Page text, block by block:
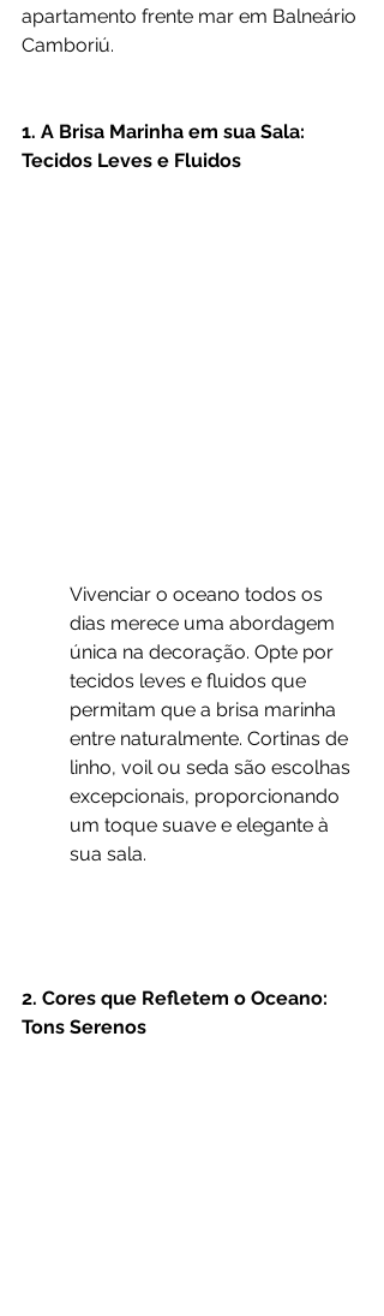
apartamento frente mar em Balneário
Camboriú.
1. A Brisa Marinha em sua Sala:
Tecidos Leves e Fluidos
Vivenciar o oceano todos os
dias merece uma abordagem
única na decoração. Opte por
tecidos leves e fluidos que
permitam que a brisa marinha
entre naturalmente. Cortinas de
linho, voil ou seda são escolhas
excepcionais, proporcionando
um toque suave e elegante à
sua sala.
2. Cores que Refletem o Oceano:
Tons Serenos